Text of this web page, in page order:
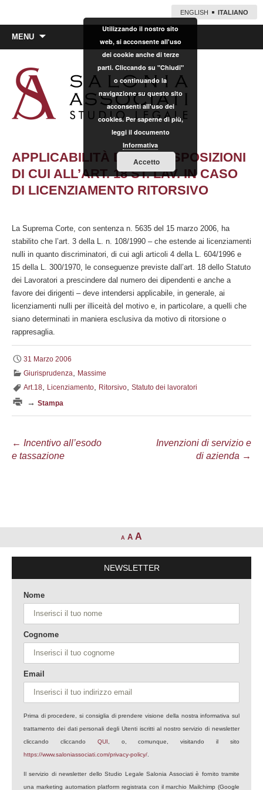
ENGLISH ITALIANO
MENU
APPLICABILITÀ DELLE DISPOSIZIONI
DI CUI ALL’ART. 18 ST. LAV. IN CASO
DI LICENZIAMENTO RITORSIVO
La Suprema Corte, con sentenza n. 5635 del 15 marzo 2006, ha
stabilito che l’art. 3 della L. n. 108/1990 – che estende ai licenziamenti
nulli in quanto discriminatori, di cui agli articoli 4 della L. 604/1996 e
15 della L. 300/1970, le conseguenze previste dall’art. 18 dello Statuto
dei Lavoratori a prescindere dal numero dei dipendenti e anche a
favore dei dirigenti – deve intendersi applicabile, in generale, ai
licenziamenti nulli per illiceità del motivo e, in particolare, a quelli che
siano determinati in maniera esclusiva da motivo di ritorsione o
rappresaglia.
31 Marzo 2006
Giurisprudenza
Massime
Art.18
Licenziamento Ritorsivo Statuto dei lavoratori
→ Stampa
Navigazione
articolo
← Incentivo all’esodo
e tassazione
Invenzioni di servizio e
di azienda →
A A A
NEWSLETTER
Nome
Cognome
Email
Prima di procedere, si consiglia di prendere visione della nostra informativa sul
trattamento dei dati personali degli Utenti iscritti al nostro servizio di newsletter
cliccando cliccando QUI , o, comunque, visitando il sito
https://www.saloniassociati.com/privacy-policy/
Il servizio di newsletter dello Studio Legale Salonia Associati è fornito tramite
una marketing automation platform registrata con il marchio Mailchimp (Google
Utilizzando il nostro sito
web, si acconsente all'uso
dei cookie anche di terze
parti. Cliccando su "Chiudi"
o continuando la
navigazione su questo sito
acconsenti all'uso dei
cookies. Per saperne di più,
leggi il documento
Informativa
Accetto